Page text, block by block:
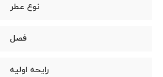
نوع عطر
فصل
رایحه اولیه